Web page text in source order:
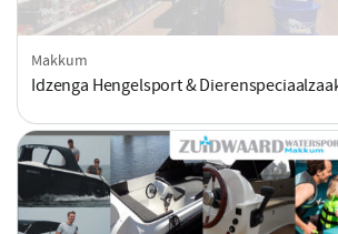
Makkum
Idzenga Hengelsport &